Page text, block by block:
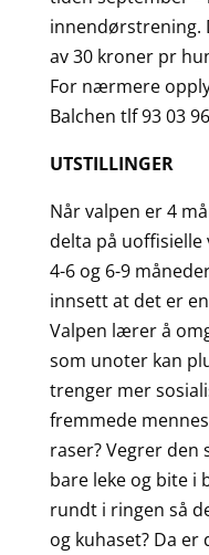
innendørstrening.
av 30 kroner pr
For nærmere
Balchen tlf 93 03
UTSTILLINGER
Når valpen er 4
delta på uoffisielle
4-6 og 6-9
innsett at det er
Valpen lærer å
som unoter kan
trenger mer
fremmede
raser? Vegrer den
bare leke og bite i
rundt i ringen så
og kuhaset? Da